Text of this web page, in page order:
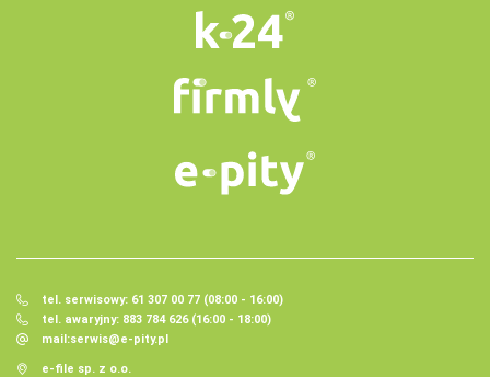
tel. serwisowy: 61 307 00 77 (08:00 - 16:00)
tel. awaryjny: 883 784 626 (16:00 - 18:00)
mail:serwis@e-pity.pl
e-file sp. z o.o.